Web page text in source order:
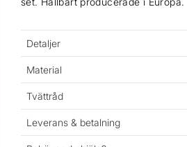
Detaljer
Material
Tvättråd
Leverans & betalning